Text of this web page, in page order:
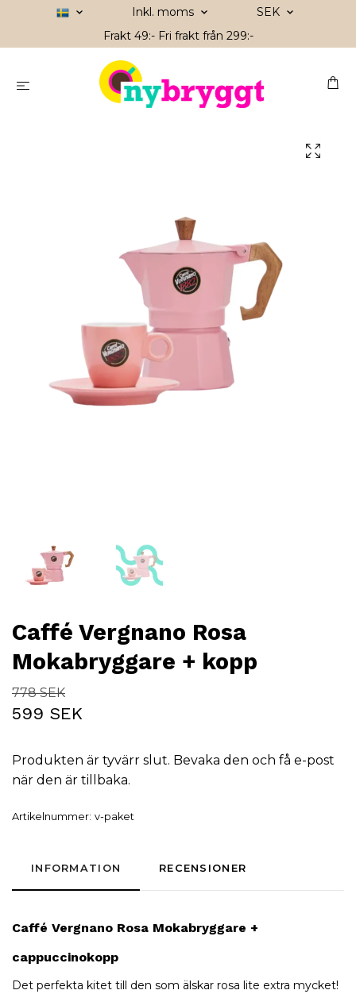
Inkl. moms
SEK
Frakt 49:- Fri frakt från 299:-
Caffé Vergnano Rosa
Mokabryggare + kopp
778 SEK
599 SEK
Produkten är tyvärr slut. Bevaka den och få e-post
när den är tillbaka.
Artikelnummer: v-paket
INFORMATION RECENSIONER
Caffé Vergnano Rosa Mokabryggare +
cappuccinokopp
Det perfekta kitet till den som älskar rosa lite extra mycket!